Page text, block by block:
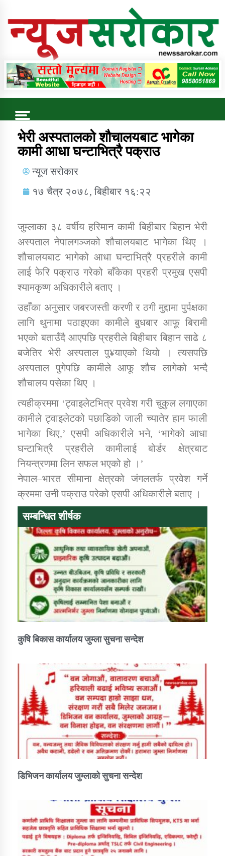
Online News Portal
Trending Now
कुषि बिकास कार्यालय जुम्ला सुचना सन्देश
डिभिजन कार्यालय जुम्लाको सुचना सन्देश
कर्णाली प्रविधि शिक्षालय जुम्लाको सुचना
सामाजिक बिकास कार्यालय जुम्लाकाे सुचना
कार्यक्रम कार्यान्वयन एकाई जुम्लाको सुचना
कर्णाली प्राविधि शिक्षालय जुम्लाको सुचना
तातोपानी गाउँपालिकाको न्यायिक समिति सम्बन्धी सन्देश
तातोपानी गाउँपालिका जुम्लाको महिला तथा लैङ्गिक हिंसा
सम्बन्धी सूचना सन्देश
तातोपानी गाउँपालिका जुम्लाको महिनावारी सम्बन्धिकाे
भेरी अस्पतालको शौचालयबाट भागेका
कामी आधा घन्टाभित्रै पक्राउ
न्यूज सरोकार
१७ चैत्र २०७८, बिहीबार १६:२२
जुम्लाका ३८ वर्षीय हरिमान कामी बिहीबार बिहान भेरी
अस्पताल नेपालगञ्जको शौचालयबाट भागेका थिए ।
शौचालयबाट भागेको आधा घन्टाभित्रै प्रहरीले कामी
लाई फेरि पक्राउ गरेको बाँकेका प्रहरी प्रमुख एसपी
श्यामकृष्ण अधिकारीले बताए ।
उहाँका अनुसार जबरजस्ती करणी र ठगी मुद्दामा पुर्पक्षका
लागि थुनामा पठाइएका कामीले बुधबार आफू बिरामी
भएको बताउँदै आएपछि प्रहरीले बिहीबार बिहान साढे ८
बजेतिर भेरी अस्पताल पु¥याएको थियो । त्यसपछि
अस्पताल पुगेपछि कामीले आफू शौच लागेको भन्दै
शौचालय पसेका थिए ।
त्यहीक्रममा ‘ट्वाइलेटभित्र प्रवेश गरी चुकुल लगाएका
कामीले ट्वाइलेटको पछाडिको जाली च्यातेर हाम फाली
भागेका थिए,’ एसपी अधिकारीले भने, ‘भागेको आधा
घन्टाभित्रै प्रहरीले कामीलाई बोर्डर क्षेत्रबाट
नियन्त्रणमा लिन सफल भएको हो ।’
नेपाल–भारत सीमाना क्षेत्रको जंगलतर्फ प्रवेश गर्ने
क्रममा उनी पक्राउ परेको एसपी अधिकारीले बताए ।
सम्बन्धित शीर्षक
कुषि बिकास कार्यालय जुम्ला सुचना सन्देश
डिभिजन कार्यालय जुम्लाको सुचना सन्देश